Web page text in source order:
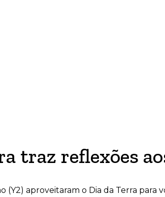
traz reflexões
(Y2) aproveitaram o Dia da Terra